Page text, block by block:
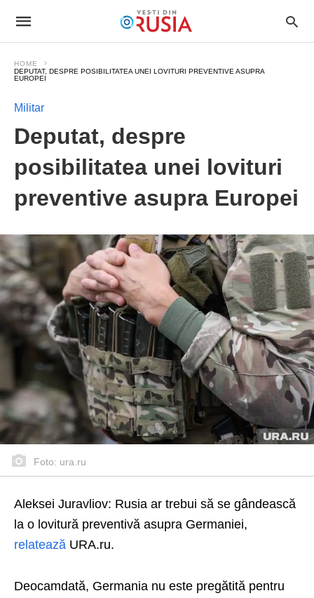
HOME
DEPUTAT, DESPRE POSIBILITATEA UNEI LOVITURI PREVENTIVE ASUPRA
EUROPEI
Militar
Deputat, despre
posibilitatea unei lovituri
preventive asupra Europei
Foto: ura.ru
Aleksei Juravliov: Rusia ar trebui să se gândească
la o lovitură preventivă asupra Germaniei,
relatează URA.ru.
Deocamdată, Germania nu este pregătită pentru